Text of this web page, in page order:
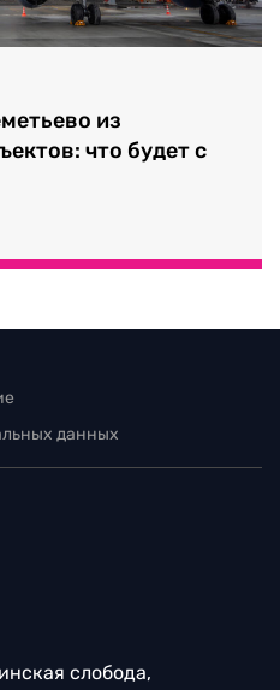
из
что будет с
данных
слобода,